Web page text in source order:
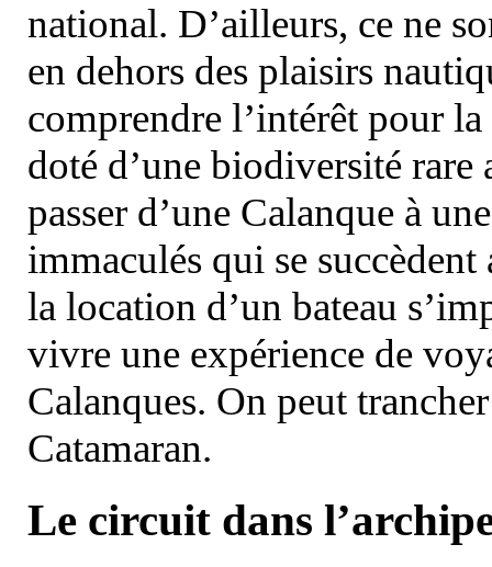
national. D’ailleurs, ce ne
en dehors des plaisirs
comprendre l’intérêt pour
doté d’une biodiversité
passer d’une Calanque à
immaculés qui se
la location d’un bateau
vivre une expérience de
Calanques. On peut
Catamaran.
Le circuit dans